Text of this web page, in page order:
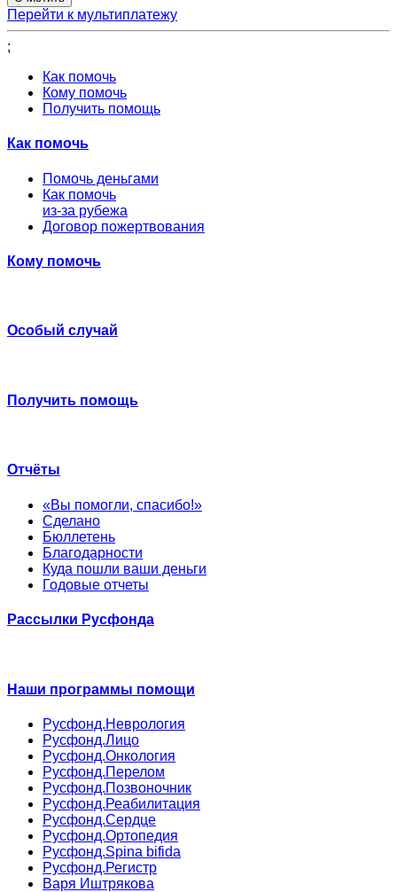
Перейти к мультиплатежу
;
Как помочь
Кому помочь
Получить помощь
Как помочь
Помочь деньгами
Как помочь
из-за рубежа
Договор пожертвования
Кому помочь
Особый случай
Получить помощь
Отчёты
«Вы помогли, спасибо!»
Сделано
Бюллетень
Благодарности
Куда пошли ваши деньги
Годовые отчеты
Рассылки Русфонда
Наши программы помощи
Русфонд.Неврология
Русфонд.Лицо
Русфонд.Онкология
Русфонд.Перелом
Русфонд.Позвоночник
Русфонд.Реабилитация
Русфонд.Сердце
Русфонд.Ортопедия
Русфонд.Spina bifida
Русфонд.Регистр
Варя Иштрякова